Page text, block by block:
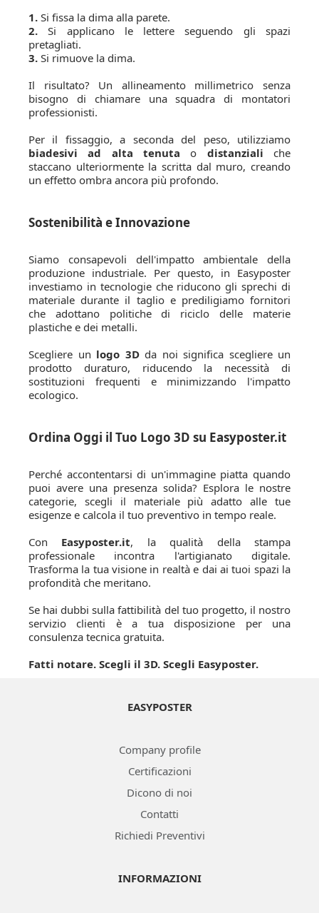
1. Si fissa la dima alla parete.
2. Si applicano le lettere seguendo gli spazi
pretagliati.
3. Si rimuove la dima.
Il risultato? Un allineamento millimetrico senza
bisogno di chiamare una squadra di montatori
professionisti.
Per il fissaggio, a seconda del peso, utilizziamo
biadesivi ad alta tenuta o distanziali che
staccano ulteriormente la scritta dal muro, creando
un effetto ombra ancora più profondo.
Sostenibilità e Innovazione
Siamo consapevoli dell'impatto ambientale della
produzione industriale. Per questo, in Easyposter
investiamo in tecnologie che riducono gli sprechi di
materiale durante il taglio e prediligiamo fornitori
che adottano politiche di riciclo delle materie
plastiche e dei metalli.
Scegliere un logo 3Dda noi significa scegliere un
prodotto duraturo, riducendo la necessità di
sostituzioni frequenti e minimizzando l'impatto
ecologico.
Ordina Oggi il Tuo Logo 3D su Easyposter.it
Perché accontentarsi di un'immagine piatta quando
puoi avere una presenza solida? Esplora le nostre
categorie, scegli il materiale più adatto alle tue
esigenze e calcola il tuo preventivo in tempo reale.
Con Easyposter.it, la qualità della stampa
professionale incontra l'artigianato digitale.
Trasforma la tua visione in realtà e dai ai tuoi spazi la
profondità che meritano.
Se hai dubbi sulla fattibilità del tuo progetto, il nostro
servizio clienti è a tua disposizione per una
consulenza tecnica gratuita.
Fatti notare. Scegli il 3D. Scegli Easyposter.
EASYPOSTER
Company profile
Certificazioni
Dicono di noi
Contatti
Richiedi Preventivi
INFORMAZIONI